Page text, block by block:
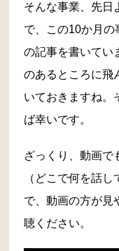
そんな事業、先日
で、この10か月の
の記事を書いてい
のあるところに飛
いておきますね。
ば幸いです。
ざっくり、動画で
（どこで何を話
で、動画の方が見
聴ください。